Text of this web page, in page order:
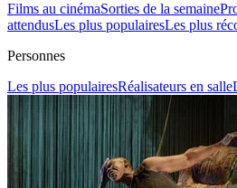
Films au cinémaSorties de la semaine
attendusLes plus populairesLes plus
Personnes
Les plus populairesRéalisateurs en salle